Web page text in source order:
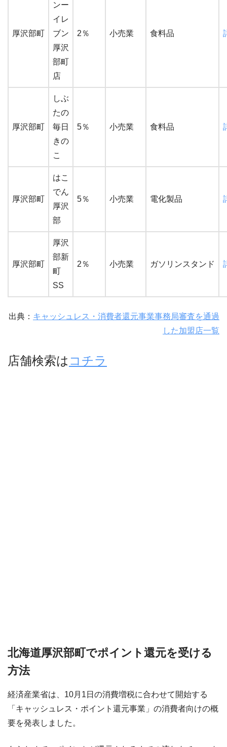
厚沢部町
ンー
イレ
ブン
厚沢
部町
店
2％ 小売業 食料品
厚沢部町
しぶ
たの
毎日
きの
こ
5％ 小売業 食料品
厚沢部町
はこ
でん
厚沢
部
5％ 小売業 電化製品
厚沢部町
厚沢
部新
町
SS
2％ 小売業 ガソリンスタンド
出典： キャッシュレス・消費者還元事業事務局審査を通過
した加盟店一覧
店舗検索は コチラ
北海道厚沢部町でポイント還元を受ける
方法
経済産業省は、10月1日の消費増税に合わせて開始する
「キャッシュレス・ポイント還元事業」の消費者向けの概
要を発表しました。